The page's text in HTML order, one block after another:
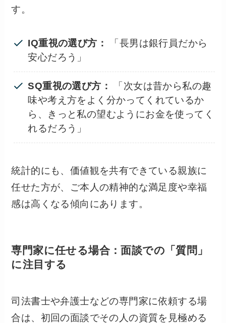
す。
IQ重視の選び方：
「長男は銀行員だから
安心だろう」
SQ重視の選び方：
「次女は昔から私の趣
味や考え方をよく分かってくれているか
ら、きっと私の望むようにお金を使ってく
れるだろう」
統計的にも、価値観を共有できている親族に
任せた方が、ご本人の精神的な満足度や幸福
感は高くなる傾向にあります。
専門家に任せる場合：面談での「質問」
に注目する
司法書士や弁護士などの専門家に依頼する場
合は、初回の面談でその人の資質を見極める